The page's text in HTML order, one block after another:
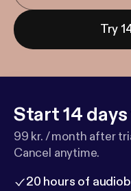
Try
Start 14
99 kr. / month after
Cancel anytime.
20 hours of